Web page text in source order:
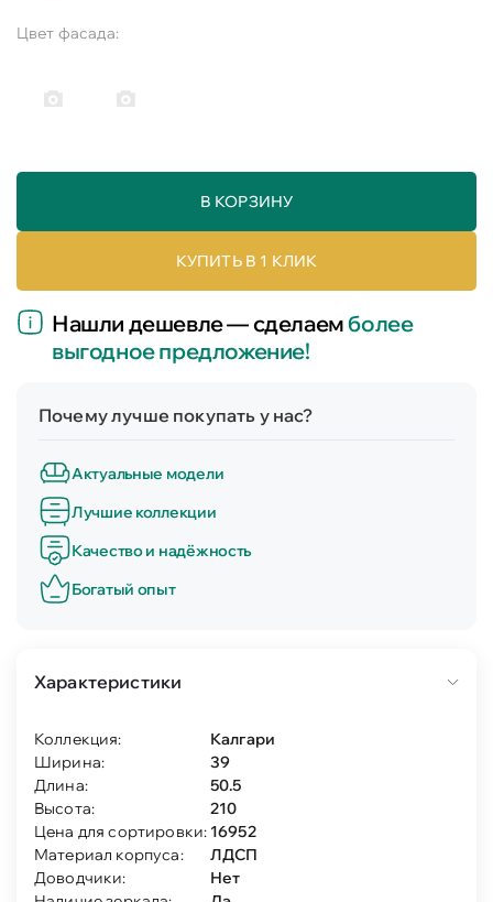
Цвет фасада:
В КОРЗИНУ
КУПИТЬ В 1 КЛИК
Нашли дешевле — сделаемболее
выгодное предложение!
Почему лучше покупать у нас?
Актуальные модели
Лучшие коллекции
Качество и надёжность
Богатый опыт
Характеристики
Коллекция:
Калгари
Ширина:
39
Длина:
50.5
Высота:
210
Цена для сортировки: 16952
Материал корпуса:
ЛДСП
Доводчики:
Нет